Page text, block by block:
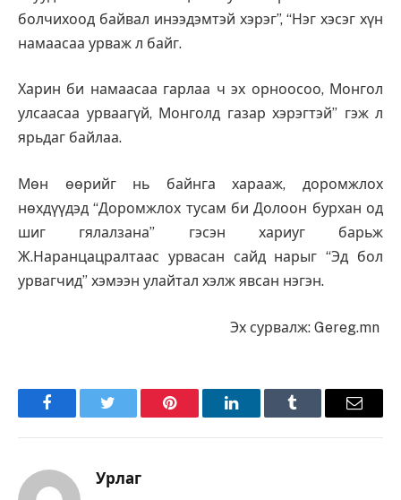
болчихоод байвал инээдэмтэй хэрэг”, “Нэг хэсэг хүн
намаасаа урваж л байг.
Харин би намаасаа гарлаа ч эх орноосоо, Монгол
улсаасаа урваагүй, Монголд газар хэрэгтэй” гэж л
ярьдаг байлаа.
Мөн өөрийг нь байнга харааж, доромжлох
нөхдүүдэд “Доромжлох тусам би Долоон бурхан од
шиг гялалзана” гэсэн хариуг барьж
Ж.Наранцацралтаас урвасан сайд нарыг “Эд бол
урвагчид” хэмээн улайтал хэлж явсан нэгэн.
Эх сурвалж: Gereg.mn
FacebookTwitter Pinterest LinkedInTumblr Имэйл
Урлаг